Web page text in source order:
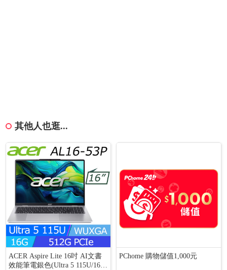
其他人也逛...
ACER Aspire Lite 16吋 AI文書
效能筆電銀色(Ultra 5 115U/16G
PChome 購物儲值1,000元